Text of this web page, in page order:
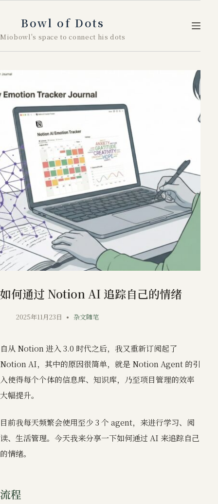
容
Bowl of Dots
Miobowl's space to connect his dots
如何通过 Notion AI 追踪自己的情绪
2025年11月23日 杂文随笔
自从 Notion 进入 3.0 时代之后，我又重新订阅起了
Notion AI，其中的原因很简单，就是 Notion Agent 的引
入使得每个个体的信息库、知识库，乃至项目管理的效率
大幅提升。
目前我每天频繁会使用至少 3 个 agent，来进行学习、阅
读、生活管理。今天我来分享一下如何通过 AI 来追踪自己
的情绪。
流程